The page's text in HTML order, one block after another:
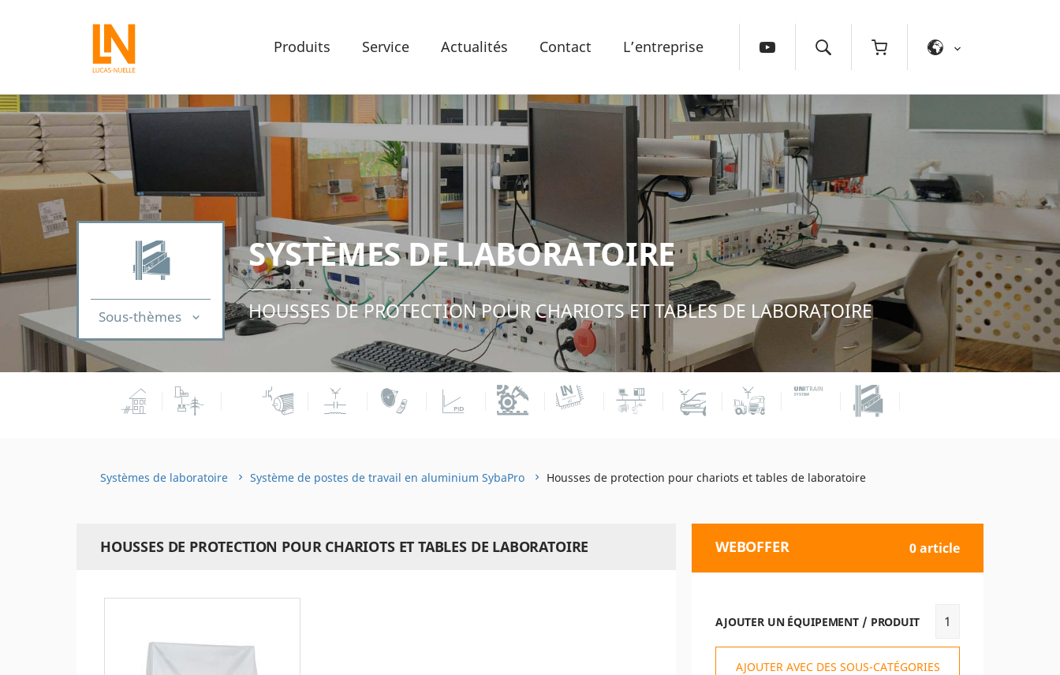
Produits Service Actualités Contact L’entreprise
Sous-thèmes
SYSTÈMES DE LABORATOIRE
HOUSSES DE PROTECTION POUR CHARIOTS ET TABLES DE LABORATOIRE
Systèmes de laboratoire Système de postes de travail en aluminium SybaPro Housses de protection pour chariots et tables de laboratoire
HOUSSES DE PROTECTION POUR CHARIOTS ET TABLES DE LABORATOIRE WEBOFFER 0 article
AJOUTER UN ÉQUIPEMENT / PRODUIT
AJOUTER AVEC DES SOUS-CATÉGORIES